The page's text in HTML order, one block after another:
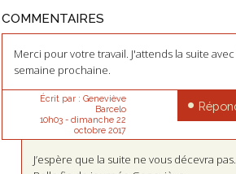
COMMENTAIRES
Merci pour votre travail. J'attends la suite
semaine prochaine.
Écrit par : Geneviève
Barcelo
10h03- dimanche 22
octobre 2017
J’espère que la suite ne vous décevra pas.